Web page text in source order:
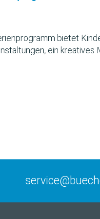
bietet
ein kreatives